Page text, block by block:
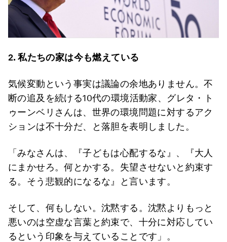
2.私たちの家は今も燃えている
気候変動という事実は議論の余地ありません。不
断の追及を続ける10代の環境活動家、グレタ・ト
ゥーンベリさんは、世界の環境問題に対するアク
ションは不十分だ、と落胆を表明しました。
「みなさんは、『子どもは心配するな』、『大人
にまかせろ。何とかする。失望させないと約束す
る。そう悲観的になるな』と言います。
そして、何もしない。沈黙する。沈黙よりもっと
悪いのは空虚な言葉と約束で、十分に対応してい
るという印象を与えていることです」。